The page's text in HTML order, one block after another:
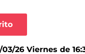
03/26 Viernes de